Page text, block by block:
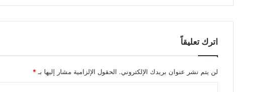
اترك تعليقاً
لن يتم نشر عنوان بريدك الإلكتروني. الحقول الإلزامية مشار إليها بـ*